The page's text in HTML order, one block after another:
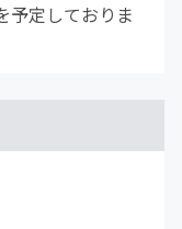
予定しておりま